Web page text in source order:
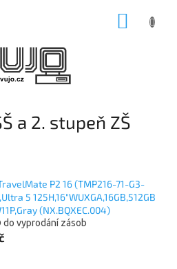
a 2. stupeň ZŠ
P2 16 (TMP216-71-G3-
5 125H,16"WUXGA,16GB,512GB
(NX.BQXEC.004)
do vyprodání zásob